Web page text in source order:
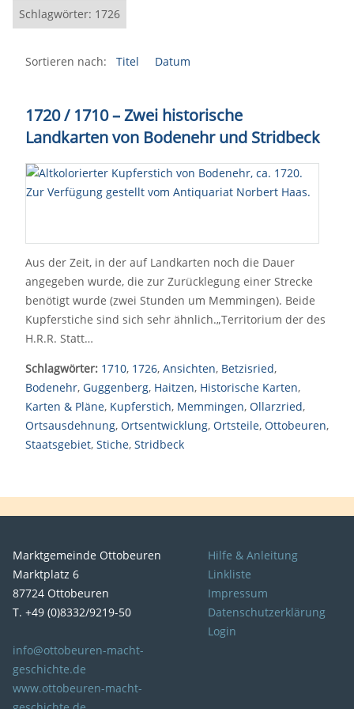
Schlagwörter: 1726
Sortieren nach: Titel Datum
1720 / 1710 – Zwei historische
Landkarten von Bodenehr und Stridbeck
Aus der Zeit, in der auf Landkarten noch die Dauer
angegeben wurde, die zur Zurücklegung einer Strecke
benötigt wurde (zwei Stunden um Memmingen). Beide
Kupferstiche sind sich sehr ähnlich.„Territorium der des
H.R.R. Statt…
Schlagwörter: 1710, 1726, Ansichten, Betzisried,
Bodenehr, Guggenberg, Haitzen, Historische Karten,
Karten & Pläne, Kupferstich, Memmingen, Ollarzried,
Ortsausdehnung, Ortsentwicklung, Ortsteile, Ottobeuren,
Staatsgebiet, Stiche, Stridbeck
Marktgemeinde Ottobeuren
Marktplatz 6
87724 Ottobeuren
T. +49 (0)8332/9219-50
info@ottobeuren-macht-
geschichte.de
www.ottobeuren-macht-
Hilfe & Anleitung
Linkliste
Impressum
Datenschutzerklärung
Login